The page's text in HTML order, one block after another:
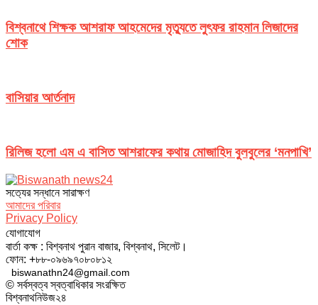
বিশ্বনাথে শিক্ষক আশরাফ আহমেদের মৃত্যুতে লুৎফর রাহমান লিজাদের
শোক
বাসিয়ার আর্তনাদ
রিলিজ হলো এম এ বাসিত আশরাফের কথায় মোজাহিদ বুলবুলের ‘মনপাখি’
সত‌্যের সন্ধানে সারাক্ষণ
আমাদের পরিবার
Privacy Policy
যোগাযোগ
বার্তা কক্ষ : বিশ্বনাথ পুরান বাজার, বিশ্বনাথ, সিলেট।
ফোন: +৮৮-০৯৬৯৭০৮০৮১২
biswanathn24@gmail.com
© সর্বস্বত্ব স্বত্বাধিকার সংরক্ষিত
বিশ্বনাথনিউজ২৪